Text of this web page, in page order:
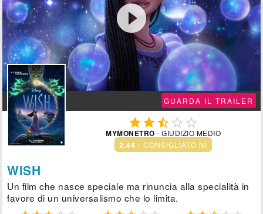

GUARDA IL TRAILER
  
MYMONETRO - GIUDIZIO MEDIO
2.44 - CONSIGLIATO NÌ
WISH
Un film che nasce speciale ma rinuncia alla specialità in
favore di un universalismo che lo limita.